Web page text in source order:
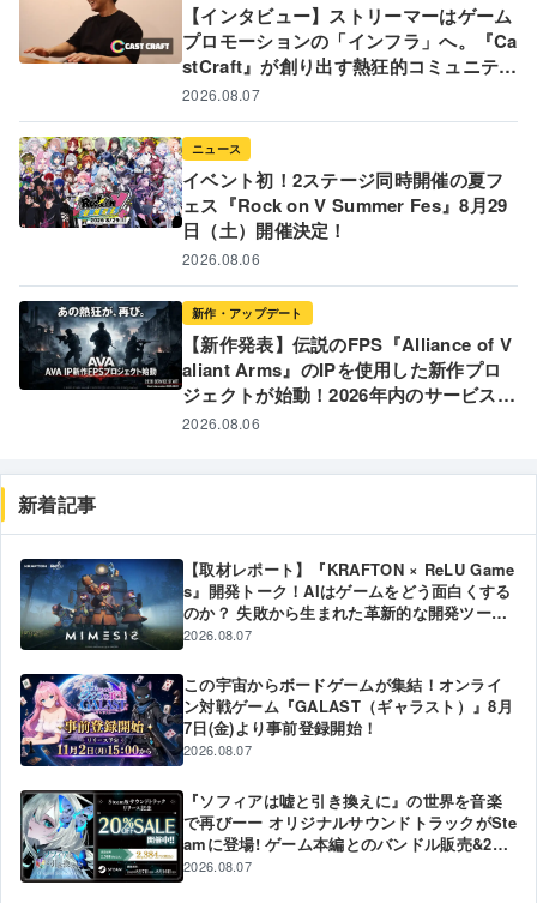
【インタビュー】ストリーマーはゲーム
プロモーションの「インフラ」へ。『Ca
stCraft』が創り出す熱狂的コミュニティ
と新たなゲームPR戦略
2026.08.07
ニュース
イベント初！2ステージ同時開催の夏フ
ェス『Rock on V Summer Fes』8月29
日（土）開催決定！
2026.08.06
新作・アップデート
【新作発表】伝説のFPS『Alliance of V
aliant Arms』のIPを使用した新作プロ
ジェクトが始動！2026年内のサービス開
始に向けて制作発表 〜 あの熱狂が、再
新プロジェクトの全貌とは 〜
2026.08.06
新着記事
【取材レポート】『KRAFTON × ReLU Game
s』開発トーク！AIはゲームをどう面白くする
のか？ 失敗から生まれた革新的な開発ツール
と現場のリアル
2026.08.07
この宇宙からボードゲームが集結！オンライ
ン対戦ゲーム『GALAST（ギャラスト）』8月
7日(金)より事前登録開始！
2026.08.07
『ソフィアは嘘と引き換えに』の世界を音楽
で再びーー オリジナルサウンドトラックがSte
amに登場! ゲーム本編とのバンドル販売&20%
オフ記念セールも実施中!
2026.08.07